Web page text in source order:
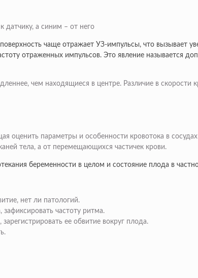
датчику, а синим – от него
чаще отражает УЗ-импульсы, что вызывает
отраженных импульсов. Это явление называется
чем находящиеся в центре. Различие в скорости
оценить параметры и особенности кровотока в
тела, а от перемещающихся частичек крови.
беременности в целом и состояние плода в
нет ли патологий.
частоту ритма.
ее обвитие вокруг плода.